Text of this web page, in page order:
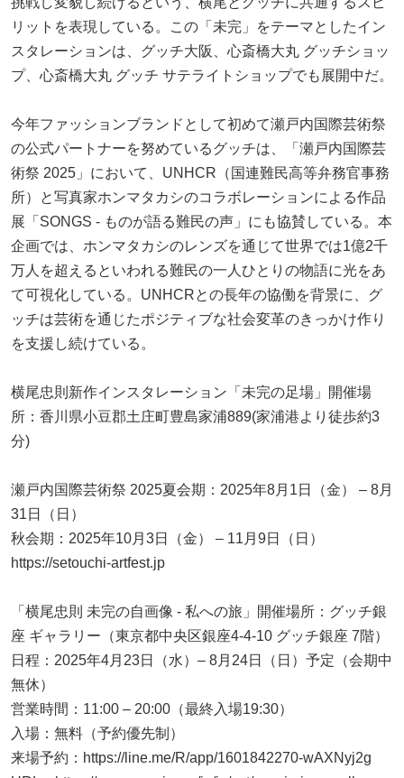
リットを表現している。この「未完」をテーマとしたイン
スタレーションは、グッチ大阪、心斎橋大丸 グッチショッ
プ、心斎橋大丸 グッチ サテライトショップでも展開中だ。
今年ファッションブランドとして初めて瀬戸内国際芸術祭
の公式パートナーを努めているグッチは、「瀬戸内国際芸
術祭 2025」において、UNHCR（国連難民高等弁務官事務
所）と写真家ホンマタカシのコラボレーションによる作品
展「SONGS - ものが語る難民の声」にも協賛している。本
企画では、ホンマタカシのレンズを通じて世界では1億2千
万人を超えるといわれる難民の一人ひとりの物語に光をあ
て可視化している。UNHCRとの長年の協働を背景に、グ
ッチは芸術を通じたポジティブな社会変革のきっかけ作り
を支援し続けている。
横尾忠則新作インスタレーション「未完の足場」開催場
所：香川県小豆郡土庄町豊島家浦889(家浦港より徒歩約3
分)
瀬戸内国際芸術祭 2025夏会期：2025年8月1日（金） – 8月
31日（日）
秋会期：2025年10月3日（金） – 11月9日（日）
https://setouchi-artfest.jp
「横尾忠則 未完の自画像 - 私への旅」開催場所：グッチ銀
座 ギャラリー（東京都中央区銀座4-4-10 グッチ銀座 7階）
日程：2025年4月23日（水）– 8月24日（日）予定（会期中
無休）
営業時間：11:00 – 20:00（最終入場19:30）
入場：無料（予約優先制）
来場予約：https://line.me/R/app/1601842270-wAXNyj2g